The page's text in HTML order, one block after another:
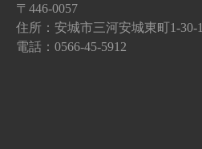
〒446-0057
住所：安城市三河安城東町1-30-1
電話：0566-45-5912